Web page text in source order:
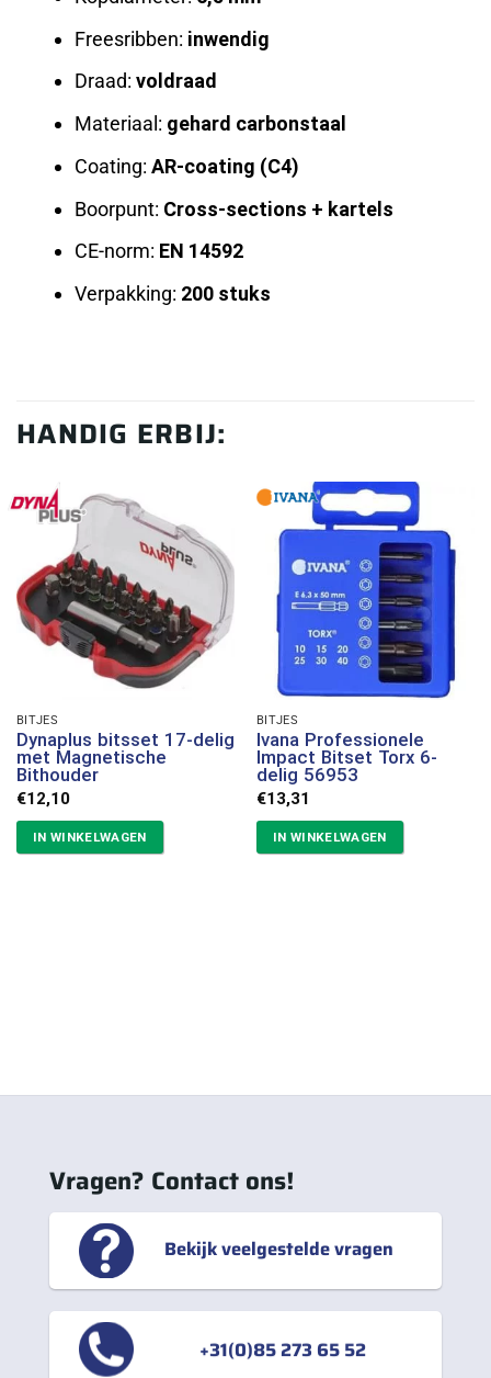
Freesribben: inwendig
Draad:voldraad
Materiaal: gehard carbonstaal
Coating:AR-coating (C4)
Boorpunt: Cross-sections + kartels
CE-norm: EN 14592
Verpakking: 200 stuks
HANDIG ERBIJ:
BITJES
Dynaplus bitsset 17-delig
met Magnetische
Bithouder
€12,10
IN WINKELWAGEN
BITJES
Ivana Professionele
Impact Bitset Torx 6-
delig 56953
€13,31
IN WINKELWAGEN
Vragen? Contact ons!
Bekijk veelgestelde vragen
+31(0)85 273 65 52